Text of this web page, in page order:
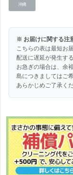
沖縄
※ お届けに関する注
こちらの表は最短お
配送に遅延が発生す
お急ぎの場合は、余
島につきましてはご
あらかじめご了承く